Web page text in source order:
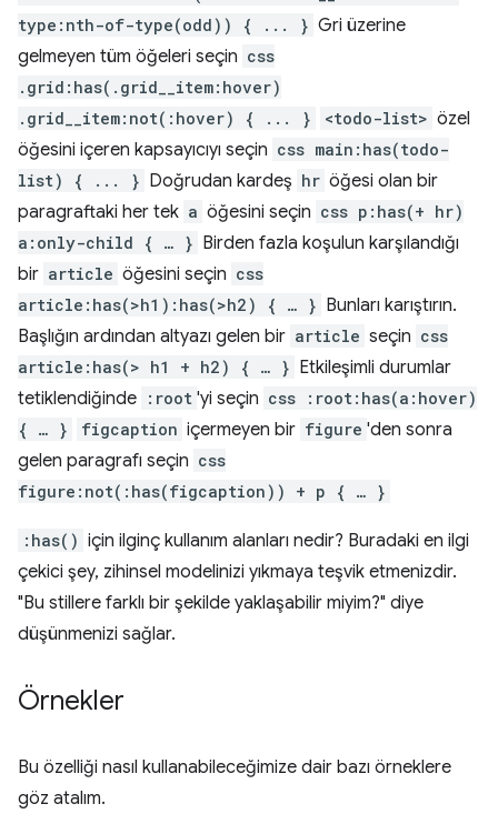
type:nth-of-type(odd)) { ... } Gri üzerine
gelmeyen tüm öğeleri seçin css
.grid:has(.grid__item:hover)
.grid__item:not(:hover) { ... }
<todo-list> özel
öğesini içeren kapsayıcıyı seçin css main:has(todo-
list) { ... } Doğrudan kardeş hr öğesi olan bir
paragraftaki her tek a öğesini seçin css p:has(+ hr)
a:only-child { … } Birden fazla koşulun karşılandığı
bir article öğesini seçin css
article:has(>h1):has(>h2) { … } Bunları karıştırın.
Başlığın ardından altyazı gelen bir article seçin css
article:has(> h1 + h2) { … } Etkileşimli durumlar
tetiklendiğinde :root 'yi seçin css :root:has(a:hover)
{ … }
figcaption içermeyen bir figure 'den sonra
gelen paragrafı seçin css
figure:not(:has(figcaption)) + p { … }
:has() için ilginç kullanım alanları nedir? Buradaki en ilgi
çekici şey, zihinsel modelinizi yıkmaya teşvik etmenizdir.
"Bu stillere farklı bir şekilde yaklaşabilir miyim?" diye
düşünmenizi sağlar.
Örnekler
Bu özelliği nasıl kullanabileceğimize dair bazı örneklere
göz atalım.